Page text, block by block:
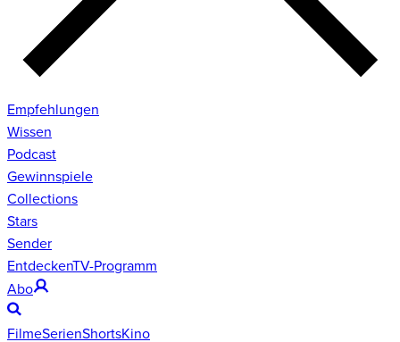
Empfehlungen
Wissen
Podcast
Gewinnspiele
Collections
Stars
Sender
EntdeckenTV-Programm
Abo
FilmeSerienShortsKino